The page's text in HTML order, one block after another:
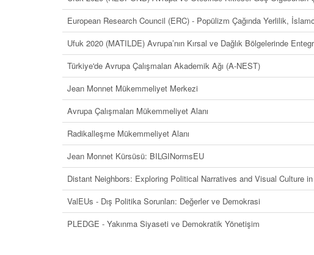
European Research Council (ERC) - Popülizm Çağında Yerlilik,
Ufuk 2020 (MATILDE) Avrupa’nın Kırsal ve Dağlık Bölgelerinde
Türkiye'de Avrupa Çalışmaları Akademik Ağı (A-NEST)
Jean Monnet Mükemmeliyet Merkezi
Avrupa Çalışmaları Mükemmeliyet Alanı
Radikalleşme Mükemmeliyet Alanı
Jean Monnet Kürsüsü: BILGINormsEU
Distant Neighbors: Exploring Political Narratives and Visual Culture
ValEUs - Dış Politika Sorunları: Değerler ve Demokrasi
PLEDGE - Yakınma Siyaseti ve Demokratik Yönetişim